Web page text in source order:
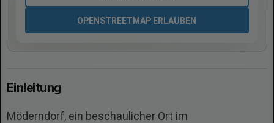
OPENSTREETMAP ERLAUBEN
Einleitung
Möderndorf, ein beschaulicher Ort im